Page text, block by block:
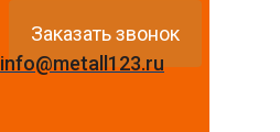
Заказать звонок
info@metall123.ru